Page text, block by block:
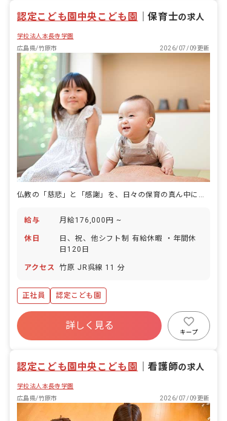
認定こども園中央こども園 ｜保育士の求人
学校法人本長寺学園
広島県/竹原市
2026/07/09更新
給与 月給176,000円 ~
休日
日、祝、他シフト制 有給休暇 ・年間休
日120日
アクセス 竹原 JR呉線 11 分
正社員 認定こども園
詳しく見る
キープ
認定こども園中央こども園 ｜看護師の求人
学校法人本長寺学園
広島県/竹原市
2026/07/09更新